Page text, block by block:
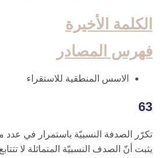
الكلمة الأخيرة
فهرس المصادر
الاسس المنطقية للاستقراء
63
تكرّر الصدفة النسبيّة باستمرار في عدد
يثبت أنّ الصدف النسبيّة المتماثلة لا